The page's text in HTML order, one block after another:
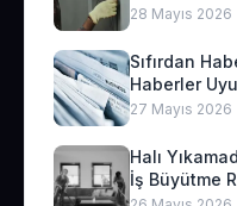
28 Mayıs 2026
Sıfırdan
Haberler
27 Mayıs 2026
Halı
İş Büyütme